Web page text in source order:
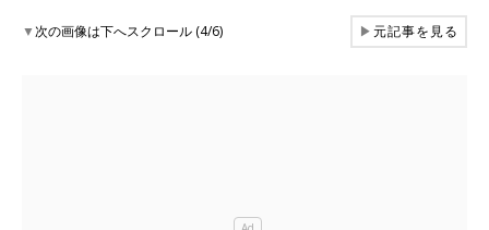
▼次の画像は下へスクロール (4/6) ▶元記事を見る